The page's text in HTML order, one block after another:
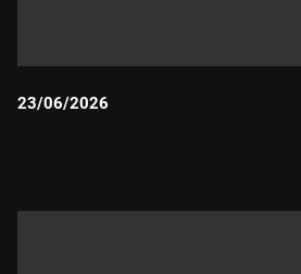
23/06/2026